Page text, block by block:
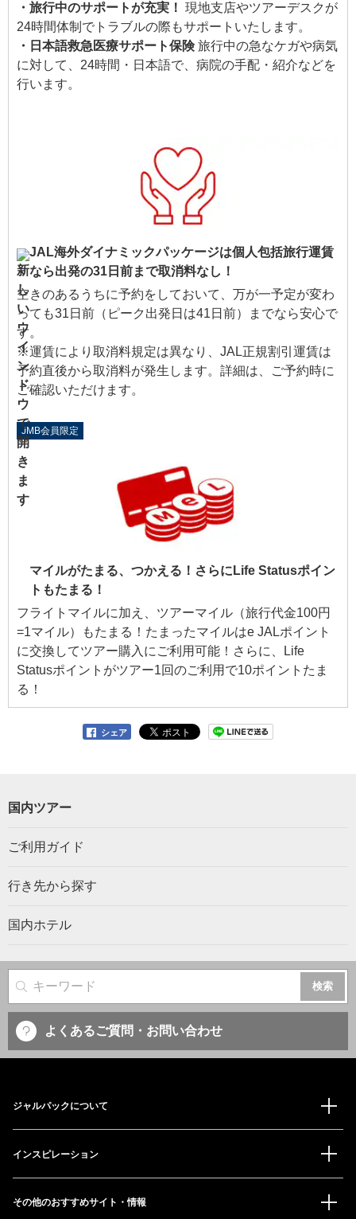
・旅行中のサポートが充実！ 現地支店やツアーデスクが
24時間体制でトラブルの際もサポートいたします。
・日本語救急医療サポート保険旅行中の急なケガや病気
に対して、24時間・日本語で、病院の手配・紹介などを
行います。
JAL海外ダイナミックパッケージは個人包括旅行運賃
なら出発の31日前まで取消料なし！
空きのあるうちに予約をしておいて、万が一予定が変わ
っても31日前（ピーク出発日は41日前）までなら安心で
す。
※運賃により取消料規定は異なり、JAL正規割引運賃は
予約直後から取消料が発生します。詳細は、ご予約時に
ご確認いただけます。
JMB会員限定
マイルがたまる、つかえる！さらにLife Statusポイン
トもたまる！
フライトマイルに加え、ツアーマイル（旅行代金100円
=1マイル）もたまる！たまったマイルはe JALポイント
に交換してツアー購入にご利用可能！さらに、Life
Statusポイントがツアー1回のご利用で10ポイントたま
る！
シェア
国内ツアー
ご利用ガイド
行き先から探す
国内ホテル
サイト内検索
よくあるご質問・お問い合わせ
ジャルパックについて
インスピレーション
その他のおすすめサイト・情報